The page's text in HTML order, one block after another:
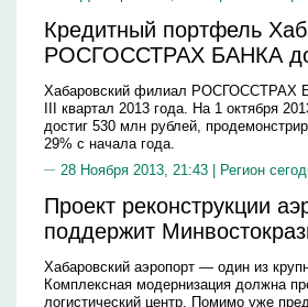
Кредитный портфель
РОСГОССТРАХ БАНКА
Хабаровский филиал РОСГОССТРАХ
III квартал 2013 года. На 1 октября
достиг 530 млн рублей,
29% с начала года.
28 Ноября 2013, 21:43 |
Регион
Проект реконструкции
поддержит
Хабаровский аэропорт — один из
Комплексная модернизация должна
логистический центр. Помимо уже